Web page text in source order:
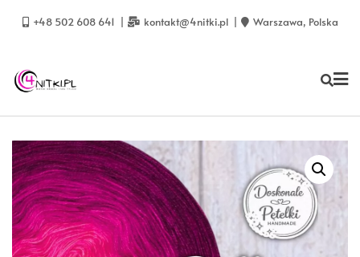
+48 502 608 641 kontakt@4nitki.pl Warszawa, Polska